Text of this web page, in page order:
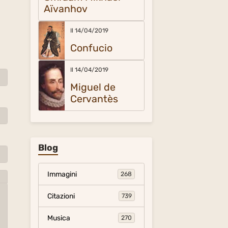
Aïvanhov
Il 14/04/2019
Confucio
Il 14/04/2019
Miguel de
Cervantès
Blog
Immagini 268
Citazioni 739
Musica 270